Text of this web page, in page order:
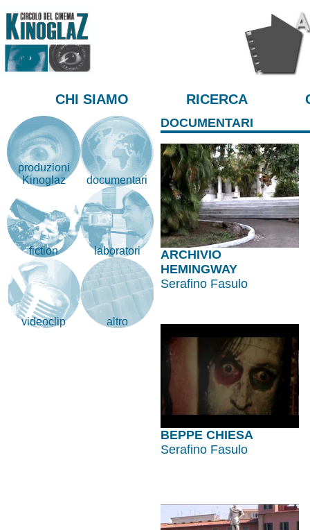
CHI SIAMO RICERCA
produzioni
Kinoglaz
documentari
fiction laboratori
videoclip altro
DOCUMENTARI
ARCHIVIO
HEMINGWAY
Serafino Fasulo
BEPPE CHIESA
Serafino Fasulo